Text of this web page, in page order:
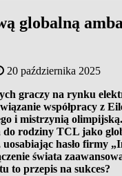
globalną
20 października 2025
graczy na rynku
współpracy z
i mistrzynią
do rodziny TCL jako
hasło firmy
świata
to przepis na sukces?